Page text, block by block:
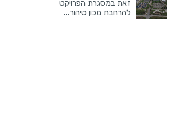
זאת במסגרת הפרויקט
להרחבת מכון טיהור...